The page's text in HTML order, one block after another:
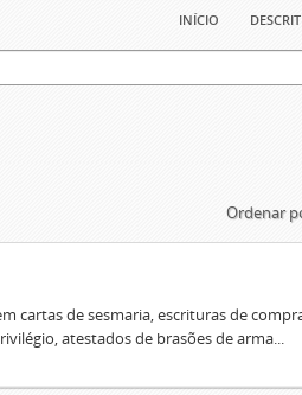
início
Ordenar
cartas de sesmaria, escrituras de
atestados de brasões de arma...